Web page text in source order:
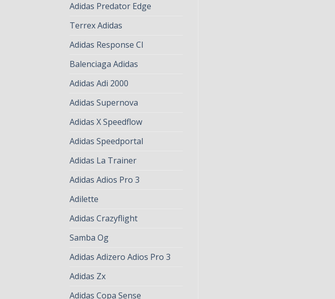
Adidas Predator Edge
Terrex Adidas
Adidas Response Cl
Balenciaga Adidas
Adidas Adi 2000
Adidas Supernova
Adidas X Speedflow
Adidas Speedportal
Adidas La Trainer
Adidas Adios Pro 3
Adilette
Adidas Crazyflight
Samba Og
Adidas Adizero Adios Pro 3
Adidas Zx
Adidas Copa Sense